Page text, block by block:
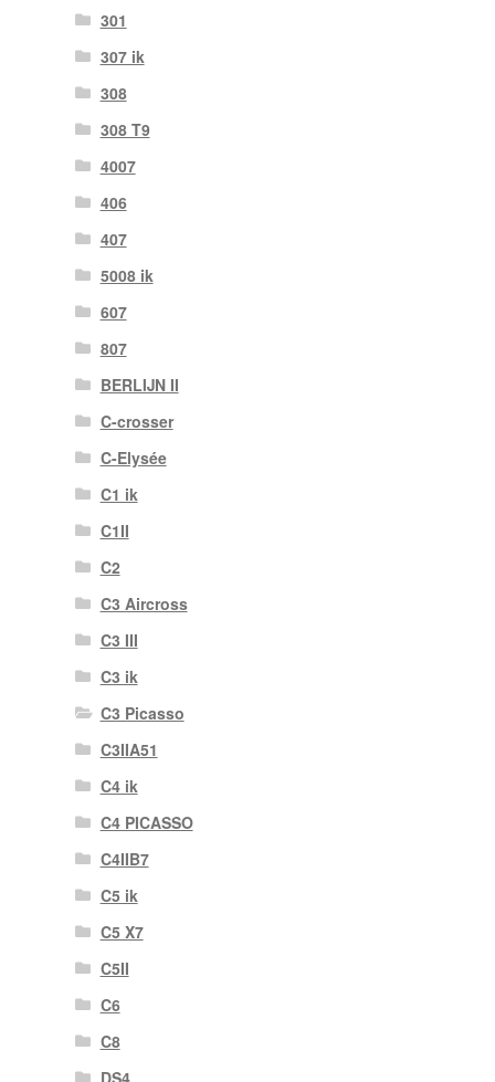
301
307 ik
308
308 T9
4007
406
407
5008 ik
607
807
BERLIJN II
C-crosser
C-Elysée
C1 ik
C1II
C2
C3 Aircross
C3 III
C3 ik
C3 Picasso
C3IIA51
C4 ik
C4 PICASSO
C4IIB7
C5 ik
C5 X7
C5II
C6
C8
DS4